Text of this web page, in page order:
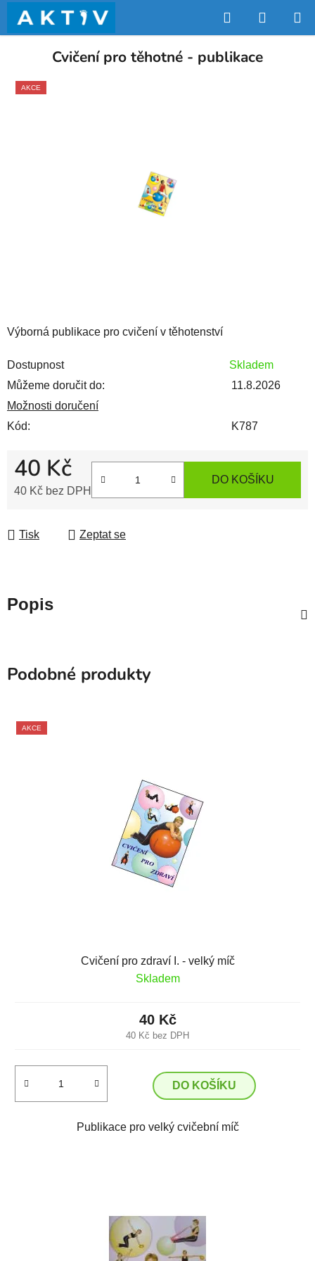
obsah
Hledat
KOŠÍK
Výborná publikace pro cvičení v těhotenství
Dostupnost
Skladem
Můžeme doručit do:
11.8.2026
Možnosti doručení
Kód:
K787
40 Kč
40 Kč bez DPH
DO KOŠÍKU
Tisk Zeptat se
Cvičení pro těhotné - publikace
AKCE
Popis
Podobné produkty
AKCE
Cvičení pro zdraví I. - velký míč
Skladem
40 Kč bez DPH
40 Kč
DO KOŠÍKU
Publikace pro velký cvičební míč